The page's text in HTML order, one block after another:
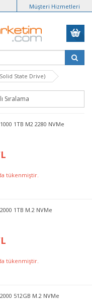
Müşteri Hizmetleri
State Drive)
1TB M2 2280 NVMe
tükenmiştir.
1TB M.2 NVMe
tükenmiştir.
512GB M.2 NVMe